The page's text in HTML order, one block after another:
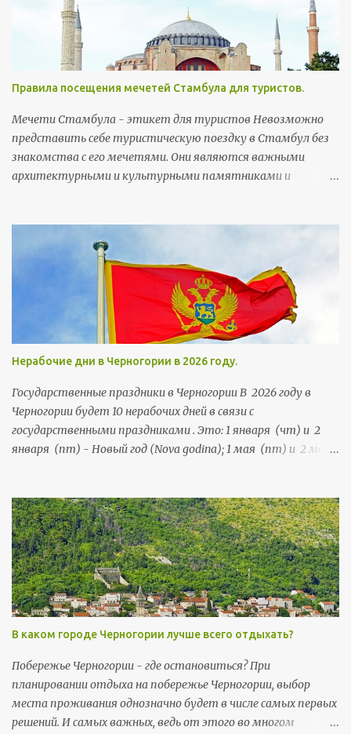
правильными, а не теми ударениями, которые
русскоговорящие ставят интуитивно, многие слова уже не
так смешны). Первым в строке идет произношение, в
скобках - написание слова на сербской латинице, ну а
потом, соответственно, перевод. Бубашвабе (bubašvabe) -
тараканы бубумаре (bubamare) - божьи коровки вилюшка
(viljušка) - вилка возила (vozila) - транспортные средства
дойка (dojka) - грудь Деда Mраз (Deda Mraz) - Дед Мороз
Правила посещения мечетей Стамбула для туристов.
Мечети Стамбула - этикет для туристов Невозможно
представить себе туристическую поездку в Стамбул без
знакомства с его мечетями. Они являются важными
архитектурными и культурными памятниками и
возводили члены правящей династии, султаны, богатые
горожане и высокопоставленные чиновники, а потому
многим мечетям есть чем похвастаться и удивить своих
Нерабочие дни в Черногории в 2026 году.
Государственные праздники в Черногории В 2026 году в
Черногории будет 10 нерабочих дней в связи с
государственными праздниками . Это: 1 января (чт) и 2
января (пт) - Новый год (Nova godina); 1 мая (пт) и 2 мая
и 14 июля (вт) - День государственности (Dan državnosti);
13 ноября (пт) и 14 ноября (сб) - Негошев день (Njegošev
dan), праздник черногорской культуры .
В каком городе Черногории лучше всего отдыхать?
Побережье Черногории - где остановиться? При
планировании отдыха на побережье Черногории, выбор
места проживания однозначно будет в числе самых первых
решений. И самых важных, ведь от этого во многом